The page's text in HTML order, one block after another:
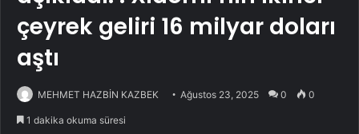
çeyrek geliri 16 milyar doları
aştı
MEHMET HAZBİN KAZBEK Ağustos 23, 2025 0 0
1 dakika okuma süresi